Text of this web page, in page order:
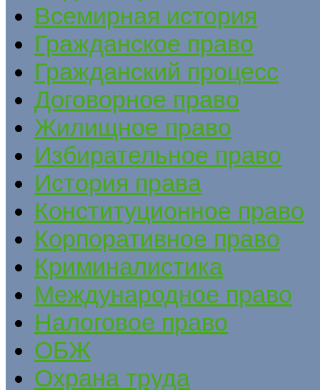
Всемирная история
Гражданское право
Гражданский процесс
Договорное право
Жилищное право
Избирательное право
История права
Конституционное право
Корпоративное право
Криминалистика
Международное право
Налоговое право
ОБЖ
Охрана труда